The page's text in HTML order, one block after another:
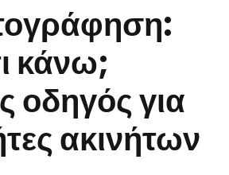
κάνω;
οδηγός για
ακινήτων